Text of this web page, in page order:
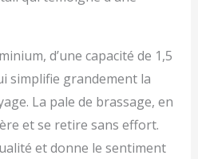
nombreuses idées de
glaces. NOTRE
PROMESSE – Nous
voulons que vous soyez
100 % satisfait. C'est
pourquoi nous
d’une capacité de 1,5
simplifie grandement la
La pale de brassage, en
et se retire sans effort.
et donne le sentiment